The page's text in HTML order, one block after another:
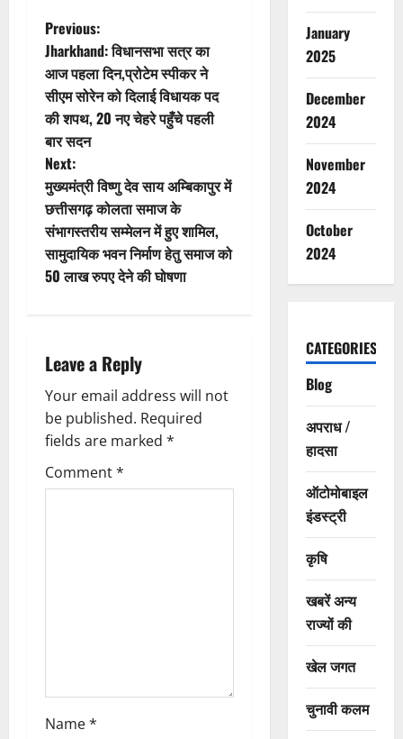
P
o
s
t
n
a
v
a
t
i
o
Previous:
Jharkhand: विधानसभा सत्र का
आज पहला दिन,प्रोटेम स्पीकर ने
सीएम सोरेन को दिलाई विधायक पद
की शपथ, 20 नए चेहरे पहुँचे पहली
बार सदन
Next:
मुख्यमंत्री विष्णु देव साय अम्बिकापुर में
छत्तीसगढ़ कोलता समाज के
संभागस्तरीय सम्मेलन में हुए शामिल,
सामुदायिक भवन निर्माण हेतु समाज को
50 लाख रुपए देने की घोषणा
Leave a Reply
Your email address will not
be published. Required
fields are marked *
Comment*
Name*
January
2025
December
2024
November
2024
October
2024
CATEGORIES
Blog
अपराध /
हादसा
ऑटोमोबाइल
इंडस्ट्री
कृषि
खबरें अन्य
राज्यों की
खेल जगत
चुनावी कलम